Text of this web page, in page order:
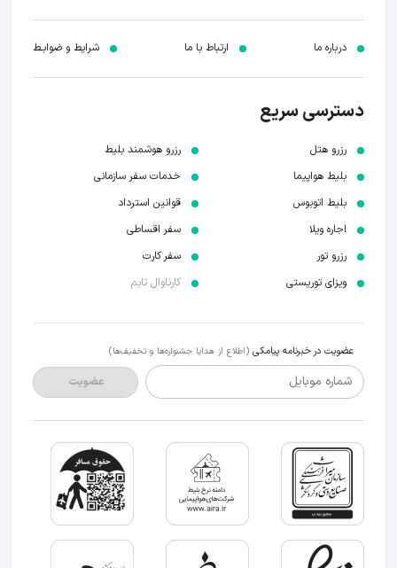
درباره ما ارتباط با ما شرایط و ضوابـط
دسترسی سریع
رزرو هتل
بلیط هواپیما
بلیط اتوبوس
اجاره ویلا
رزرو تور
ویزای توریستی
رزرو هوشمند بلیط
خدمات سفر سازمانی
قوانین استرداد
سفر اقساطی
سفر کارت
کارناوال تایم
عضویت در خبرنامه پیامکی (اطلاع از هدایا جشنواره‌ها و تخفیف‌ها)
شماره موبایل عضویت